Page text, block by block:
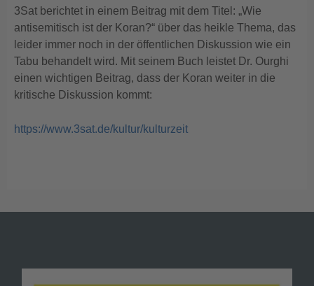
3Sat berichtet in einem Beitrag mit dem Titel: „Wie
antisemitisch ist der Koran?“ über das heikle Thema, das
leider immer noch in der öffentlichen Diskussion wie ein
Tabu behandelt wird. Mit seinem Buch leistet Dr. Ourghi
einen wichtigen Beitrag, dass der Koran weiter in die
kritische Diskussion kommt:
https://www.3sat.de/kultur/kulturzeit